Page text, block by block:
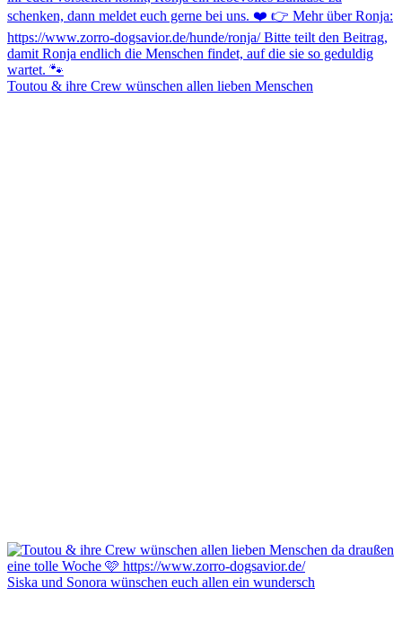
Toutou & ihre Crew wünschen allen lieben Menschen
Siska und Sonora wünschen euch allen ein wundersch